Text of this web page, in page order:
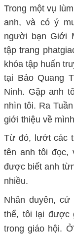
Trong một vụ
anh, và có ý
người bạn Giới
tập trang
khóa tập huấn
tại Bảo Quang
Ninh. Gặp anh
nhìn tôi. Ra
giới thiệu về
Từ đó, lướt các
tên anh tôi đọc,
được biết anh
nhiều.
Nhân duyên,
thể, tôi lại được
trong giáo hội.